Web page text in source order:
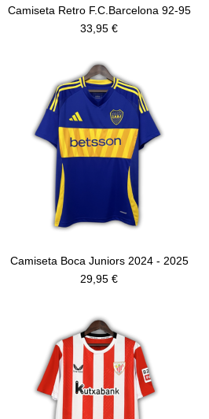
Camiseta Retro F.C.Barcelona 92-95
33,95 €
Camiseta Boca Juniors 2024 - 2025
29,95 €